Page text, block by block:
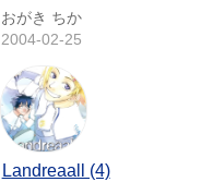
おがき ちか
2004-02-25
Landreaall (4)